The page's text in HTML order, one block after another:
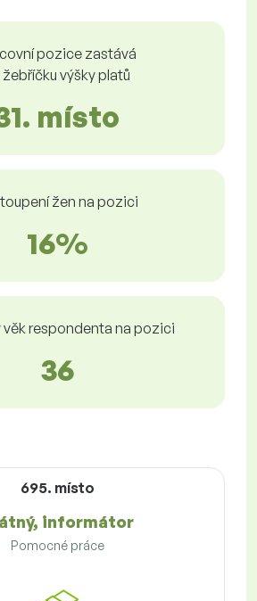
pozice zastává
žebříčku výšky platů
místo
žen na pozici
16%
věk respondenta na pozici
36
695. místo
informátor
Pomocné práce